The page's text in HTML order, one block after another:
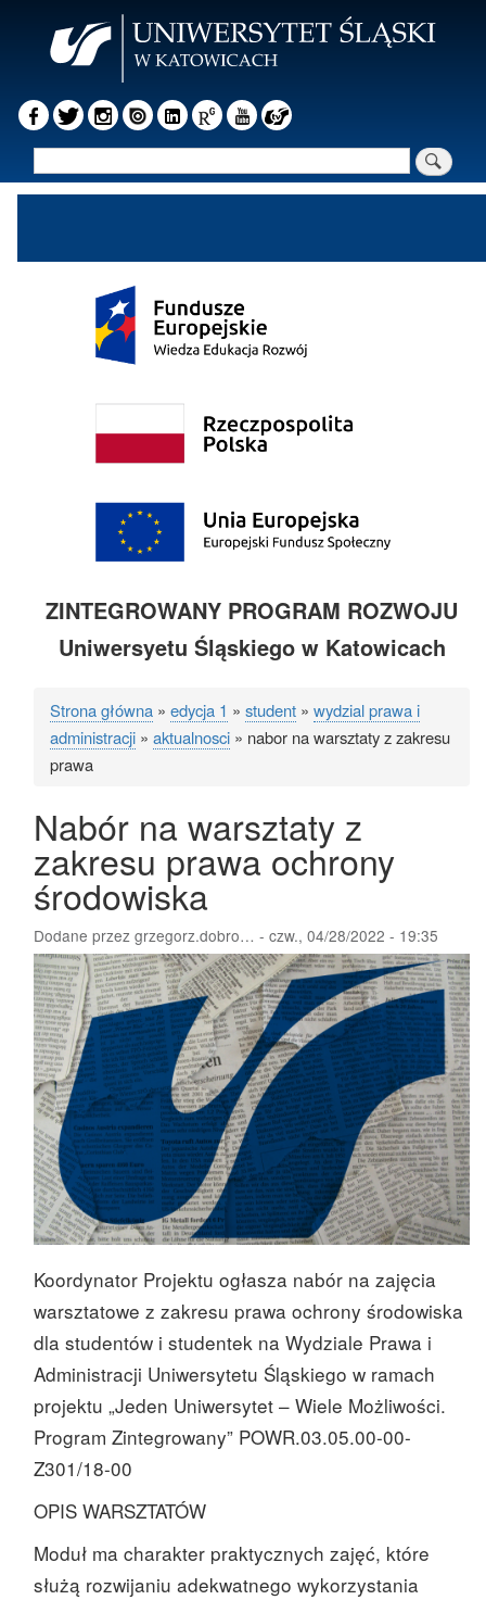
ZINTEGROWANY PROGRAM ROZWOJU
Uniwersyetu Śląskiego w Katowicach
Ścieżka
nawigacyjna
Strona główna edycja 1 student
wydzial prawa i
administracji
aktualnosci
nabor na warsztaty z zakresu
prawa
Nabór na warsztaty z
zakresu prawa ochrony
środowiska
Dodane przez grzegorz.dobro… - czw., 04/28/2022 - 19:35
Koordynator Projektu ogłasza nabór na zajęcia
warsztatowe z zakresu prawa ochrony środowiska
dla studentów i studentek na Wydziale Prawa i
Administracji Uniwersytetu Śląskiego w ramach
projektu „Jeden Uniwersytet – Wiele Możliwości.
Program Zintegrowany” POWR.03.05.00-00-
Z301/18-00
OPIS WARSZTATÓW
Moduł ma charakter praktycznych zajęć, które
służą rozwijaniu adekwatnego wykorzystania